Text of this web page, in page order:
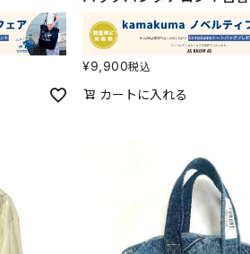
¥9,900税込
カートに入れる